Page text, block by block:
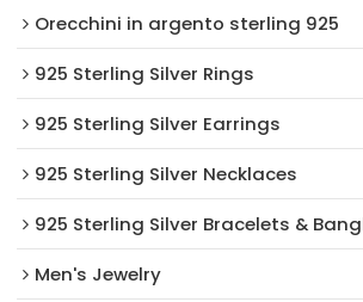
Orecchini in argento sterling 925
925 Sterling Silver Rings
925 Sterling Silver Earrings
925 Sterling Silver Necklaces
925 Sterling Silver Bracelets &
Men's Jewelry